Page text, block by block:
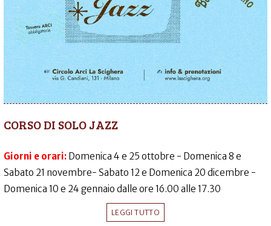
CORSO DI SOLO JAZZ
Giorni e orari: Domenica 4 e 25 ottobre - Domenica 8 e
Sabato 21 novembre- Sabato 12 e Domenica 20 dicembre -
Domenica 10 e 24 gennaio dalle ore 16.00 alle 17.30
LEGGI TUTTO